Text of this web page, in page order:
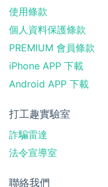
使用條款
個人資料保護條款
PREMIUM 會員條款
iPhone APP 下載
Android APP 下載
打工趣實驗室
詐騙雷達
法令宣導室
聯絡我們